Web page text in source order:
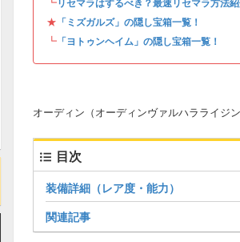
★ 「ミズガルズ」の隠し宝箱一覧！
┗ 「ヨトゥンヘイム」の隠し宝箱一覧！
オーディン（オーディンヴァルハラライジ
目次
装備詳細（レア度・能力）
関連記事